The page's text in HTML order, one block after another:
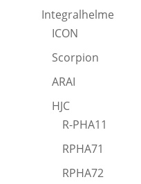
Integralhelme
ICON
Scorpion
ARAI
HJC
R-PHA11
RPHA71
RPHA72